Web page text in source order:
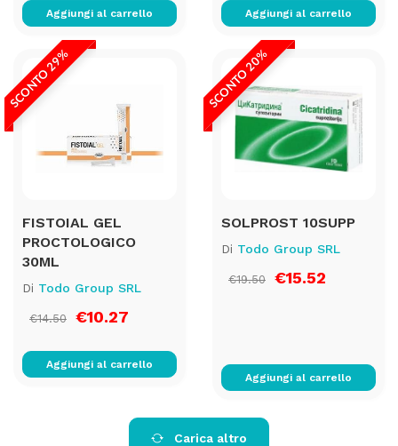
Aggiungi al carrello Aggiungi al carrello
SCONTO 29%
FISTOIAL GEL
PROCTOLOGICO
30ML
Di Todo Group SRL
€14.50 €10.27
Aggiungi al carrello
SCONTO 20%
SOLPROST 10SUPP
Di Todo Group SRL
€19.50 €15.52
Aggiungi al carrello
Carica altro